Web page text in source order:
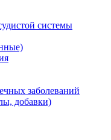
системы
заболеваний
добавки)